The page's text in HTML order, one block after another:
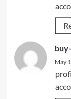
May